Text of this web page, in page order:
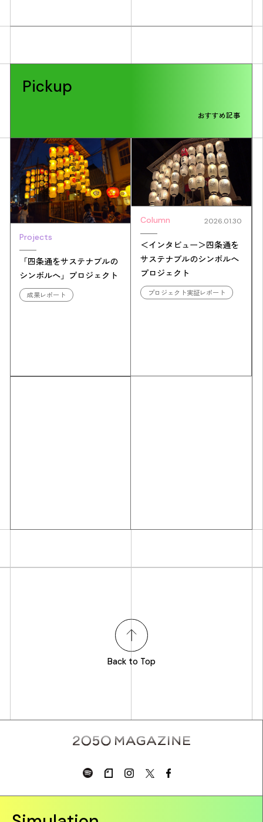
Pickup
おすすめ記事
Projects
「四条通をサステナブルの
シンボルへ」プロジェクト
成果レポート
Column 2026.01.30
＜インタビュー＞四条通を
サステナブルのシンボルへ
プロジェクト
プロジェクト実証レポート
Back to Top